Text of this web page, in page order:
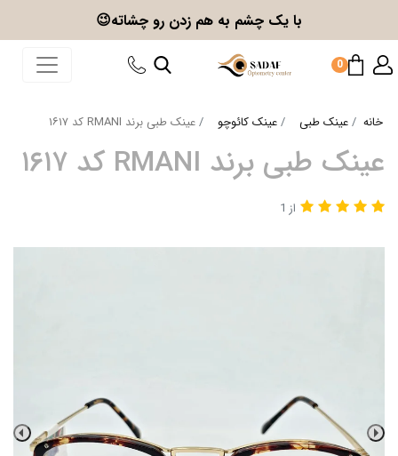
با یک چشم به هم زدن رو چشاته😉
0
خانه عینک طبی عینک کائوچو عینک طبی برند RMANI کد ۱۶۱۷
عینک طبی برند RMANI کد ۱۶۱۷
از 1